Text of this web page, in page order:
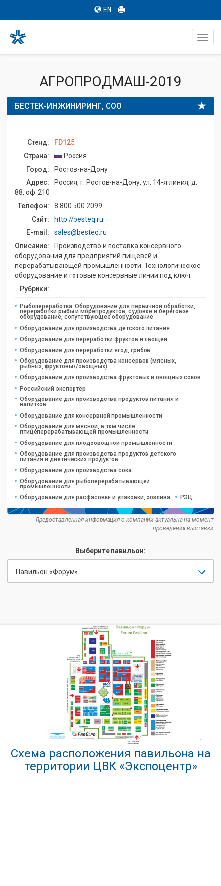
EN
АГРОПРОДМАШ-2019
БЕСТЕК-ИНЖИНИРИНГ, ООО
Стенд:
FD125
Страна:
Россия
Город:
Ростов-на-Дону
Адрес:
Россия, г. Ростов-на-Дону, ул. 14-я линия, д.
88, оф. 210
Телефон:
8 800 500 2099
Сайт:
http://besteq.ru
E-mail:
sales@besteq.ru
Описание:
Производство и поставка консервного
оборудования для предприятий пищевой и
перерабатывающей промышленности. Технологическое
оборудование и готовые консервные линии под ключ.
Рубрики:
Рыбопереработка. Оборудование для первичной обработки,
переработки рыбы и морепродуктов, судовое и береговое
оборудование, сопутствующее оборудование
Оборудование для производства детского питания
Оборудование для переработки фруктов и овощей
Оборудование для переработки ягод, грибов
Оборудование для производства консервов (мясных,
рыбных, фруктовых/овощных)
Оборудование для производства фруктовых и овощных соков
Российский экспортёр
Оборудование для производства продуктов питания и
напитков
Оборудование для консервной промышленности
Оборудование для мясной, в том числе
птицеперерабатывающей промышленности
Оборудование для плодоовощной промышленности
Оборудование для производства продуктов детского
питания и диетических продуктов
Оборудование для производства сока
Оборудование для рыбоперерабатывающей
промышленности
Оборудование для расфасовки и упаковки, розлива
РЭЦ
Предоставленная информация о компании актуальна на момент
проведения выставки
Выберите павильон:
Павильон «Форум»
Схема расположения павильона на
территории ЦВК «Экспоцентр»